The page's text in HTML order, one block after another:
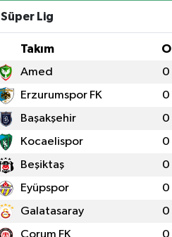
Süper Lig
Takım O
Amed 0
Erzurumspor FK 0
Başakşehir 0
Kocaelispor 0
Beşiktaş 0
Eyüpspor 0
Galatasaray 0